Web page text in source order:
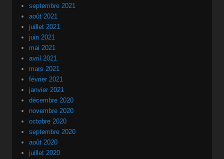
septembre 2021
août 2021
juillet 2021
juin 2021
mai 2021
avril 2021
mars 2021
février 2021
janvier 2021
décembre 2020
novembre 2020
octobre 2020
septembre 2020
août 2020
juillet 2020